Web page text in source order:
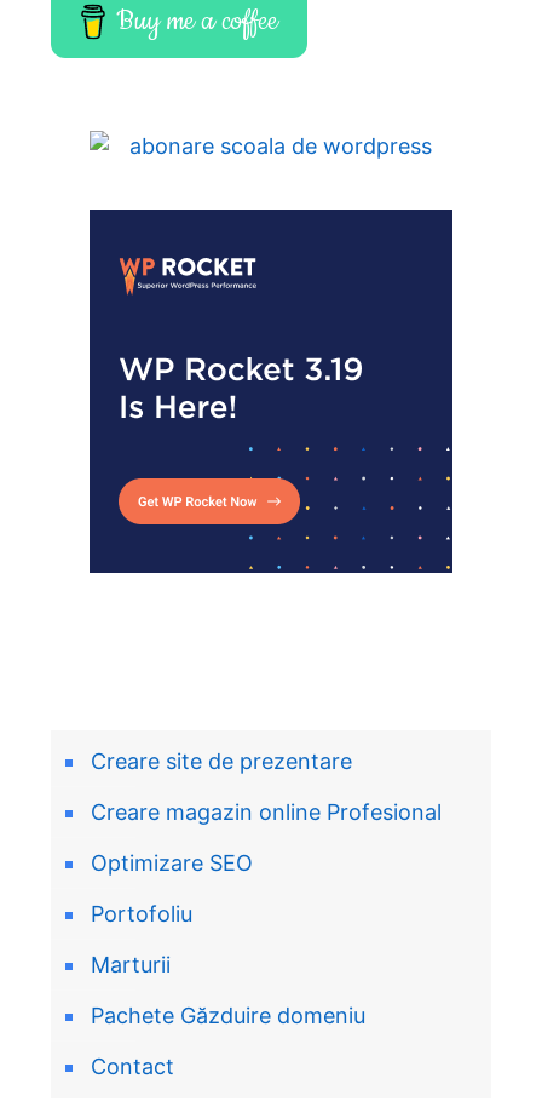
Buy me a coffee
Creare site de prezentare
Creare magazin online Profesional
Optimizare SEO
Portofoliu
Marturii
Pachete Găzduire domeniu
Contact